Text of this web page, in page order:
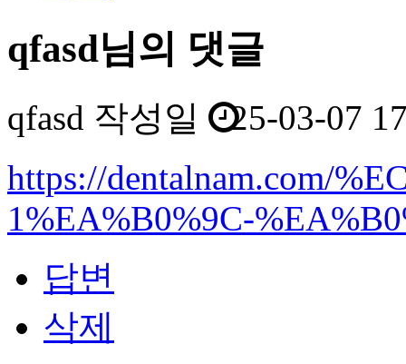
qfasd님의 댓글
qfasd 작성일
25-03-07
https://dentalnam.com/
1%EA%B0%9C-
답변
삭제